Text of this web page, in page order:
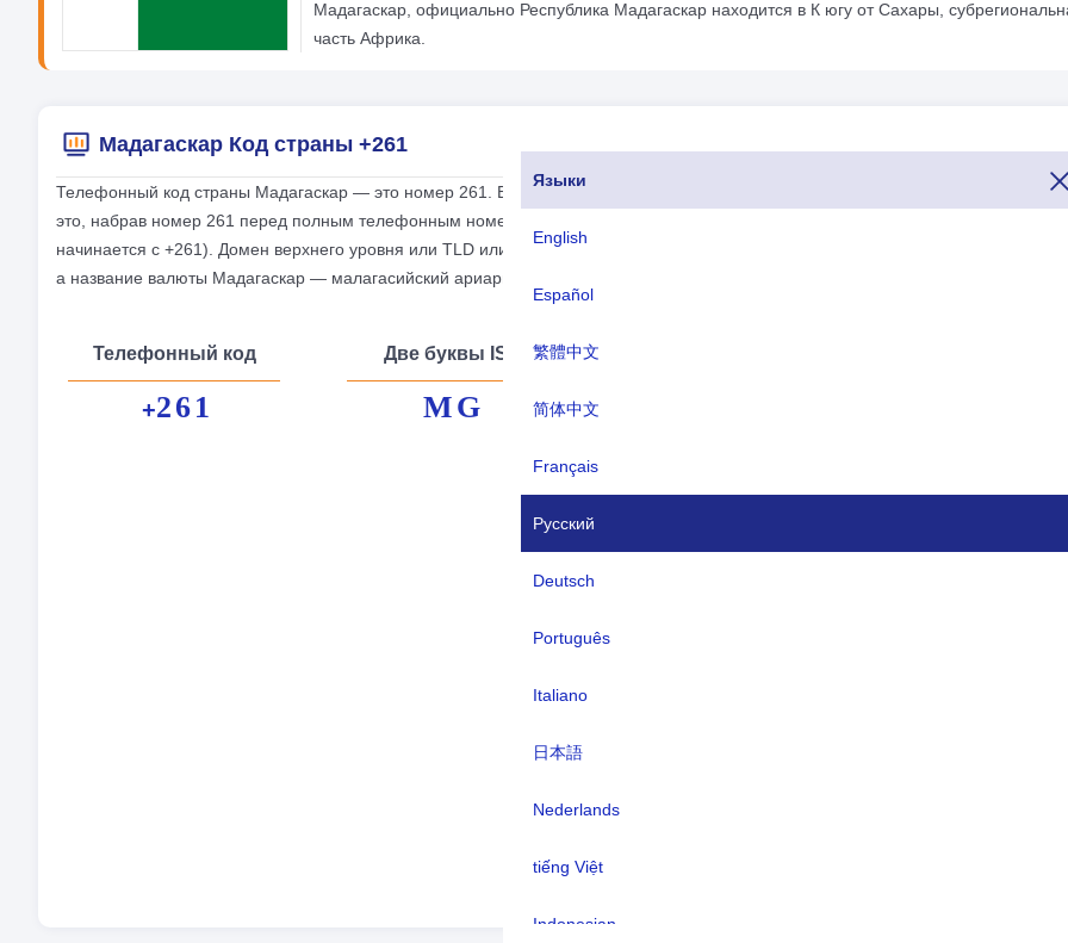
Языки
English
Español
繁體中文
简体中文
Français
Русский
Deutsch
Português
Italiano
日本語
Nederlands
tiếng Việt
Indonesian
Мадагаскар, официально Республика Мадагаскар находится в К югу от Сахары,
часть Африка.
Мадагаскар Код страны +261
Телефонный код страны Мадагаскар — это номер 261. Если вы хотите позвонить в Мадагаскар из другой страны, вы можете
это, набрав номер 261 перед полным телефонным номером (код набора, телефонный код или телефонный код Мадагаскар
начинается с +261). Домен верхнего уровня или TLD или Интернет-домены конкретной страны для Мадагаскар заканчиваются
а название валюты Мадагаскар — малагасийский ариари(MGA).
Телефонный код
+261
Две буквы ISO
MG
Официальное название: Республика Мадагаскар
Валюта:
Языки:
Часовой пояс:
(Антананариву)